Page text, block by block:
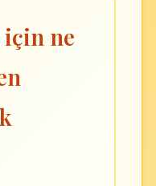
için ne